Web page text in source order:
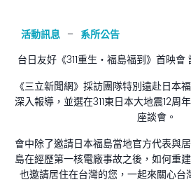
活動訊息 – 系所公告
台日友好《311重生‧福島福到》首映會
《三立新聞網》採訪團隊特別遠赴日本
深入報導，並選在311東日本大地震12周
座談會。
會中除了邀請日本福島當地官方代表與
島在經歷第一核電廠事故之後，如何重
也邀請居住在台灣的您，一起來關心台